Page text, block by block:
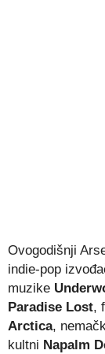
Ovogodišnji
indie-pop
muzike
Paradise Lost,
Arctica,
kultni Napalm